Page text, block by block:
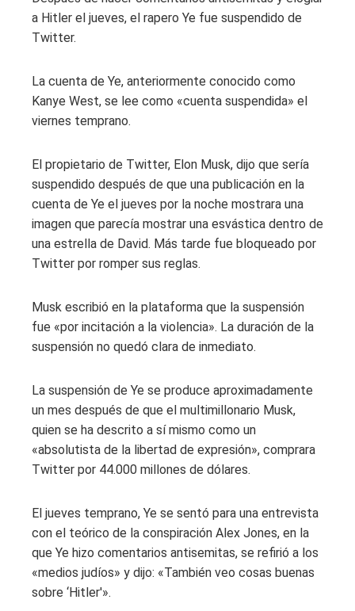
a Hitler el jueves, el rapero Ye fue suspendido de
Twitter.
La cuenta de Ye, anteriormente conocido como
Kanye West, se lee como «cuenta suspendida» el
viernes temprano.
El propietario de Twitter, Elon Musk, dijo que sería
suspendido después de que una publicación en la
cuenta de Ye el jueves por la noche mostrara una
imagen que parecía mostrar una esvástica dentro de
una estrella de David. Más tarde fue bloqueado por
Twitter por romper sus reglas.
Musk escribió en la plataforma que la suspensión
fue «por incitación a la violencia». La duración de la
suspensión no quedó clara de inmediato.
La suspensión de Ye se produce aproximadamente
un mes después de que el multimillonario Musk,
quien se ha descrito a sí mismo como un
«absolutista de la libertad de expresión», comprara
Twitter por 44.000 millones de dólares.
El jueves temprano, Ye se sentó para una entrevista
con el teórico de la conspiración Alex Jones, en la
que Ye hizo comentarios antisemitas, se refirió a los
«medios judíos» y dijo: «También veo cosas buenas
sobre ‘Hitler'».